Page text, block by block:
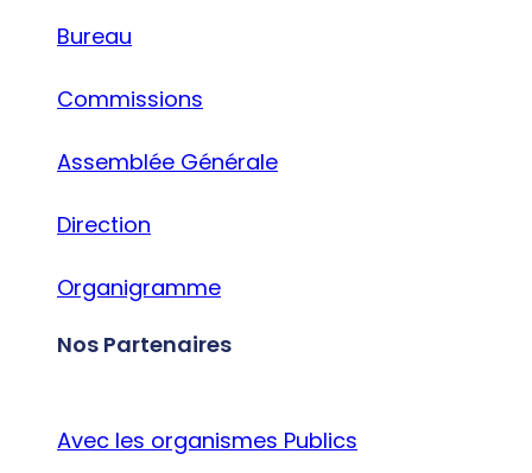
Bureau
Commissions
Assemblée Générale
Direction
Organigramme
Nos Partenaires
Avec les organismes Publics